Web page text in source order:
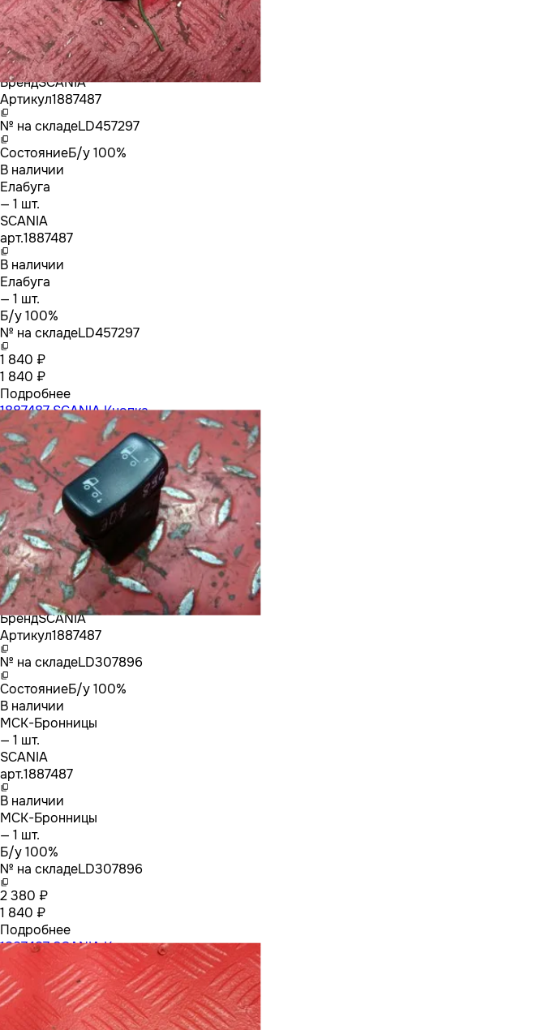
БрендSCANIA
Артикул1887487
№ на складеLD457297
СостояниеБ/у 100%
В наличии
Елабуга
— 1 шт.
SCANIA
арт.1887487
В наличии
Елабуга
— 1 шт.
Б/у 100%
№ на складеLD457297
1 840 ₽
1 840 ₽
Подробнее
1887487 SCANIA Кнопка
БрендSCANIA
Артикул1887487
№ на складеLD307896
СостояниеБ/у 100%
В наличии
МСК-Бронницы
— 1 шт.
SCANIA
арт.1887487
В наличии
МСК-Бронницы
— 1 шт.
Б/у 100%
№ на складеLD307896
2 380 ₽
1 840 ₽
Подробнее
1887487 SCANIA Кнопка